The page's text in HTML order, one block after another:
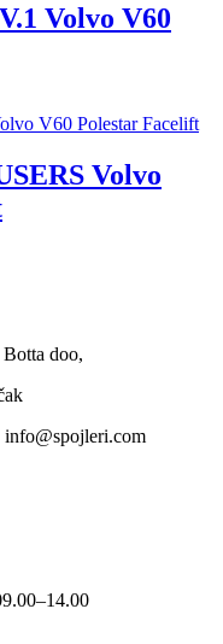
Volvo V60
Volvo
doo,
info@spojleri.com